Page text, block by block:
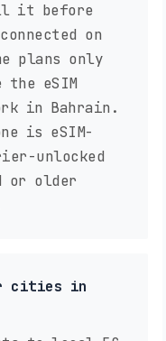
it before
on
plans only
eSIM
in Bahrain.
is eSIM-
unlocked
or older
cities in